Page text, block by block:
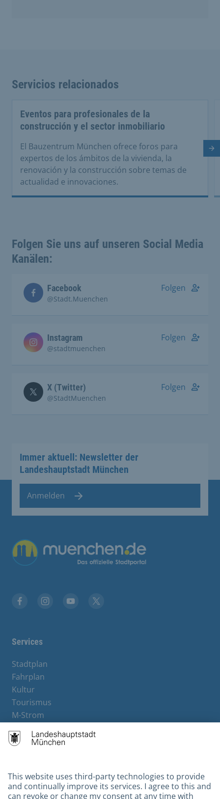
Servicios relacionados
Eventos para profesionales de la
construcción y el sector inmobiliario
El Bauzentrum München ofrece foros para
expertos de los ámbitos de la vivienda, la
renovación y la construcción sobre temas de
actualidad e innovaciones.
Folgen Sie uns auf unseren Social Media
Kanälen:
Facebook
@Stadt.Muenchen
Folgen
Instagram
@stadtmuenchen
Folgen
X (Twitter)
@StadtMuenchen
Folgen
Immer aktuell: Newsletter der
Landeshauptstadt München
Anmelden
Übergreifende Links
Services
Stadtplan
Fahrplan
Kultur
Tourismus
M-Strom
Hotels
Contact